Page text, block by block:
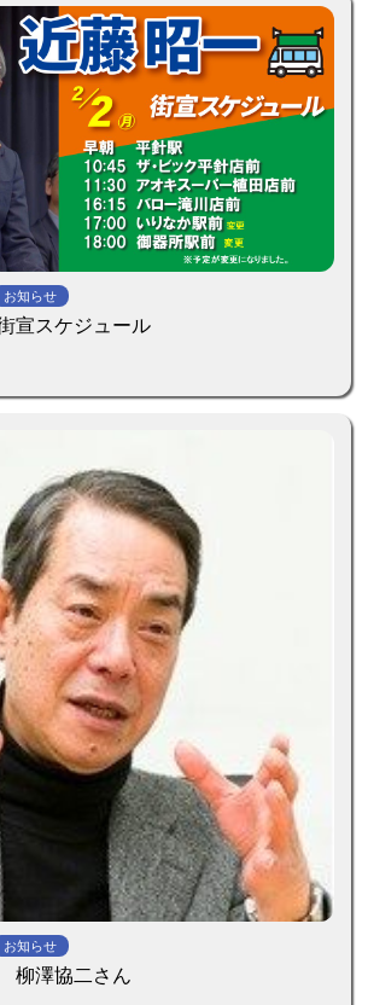
お知らせ
宣スケジュール
お知らせ
柳澤協二さん